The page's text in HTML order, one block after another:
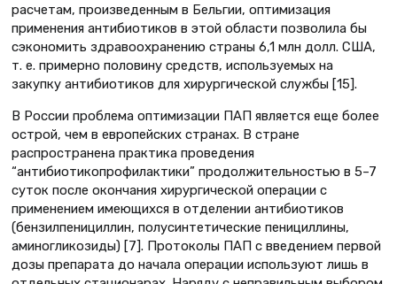
расчетам, произведенным в Бельгии, оптимизация
применения антибиотиков в этой области позволила бы
сэкономить здравоохранению страны 6,1 млн долл. США,
т. е. примерно половину средств, используемых на
закупку антибиотиков для хирургической службы [15].
В России проблема оптимизации ПАП является еще более
острой, чем в европейских странах. В стране
распространена практика проведения
“антибиотикопрофилактики” продолжительностью в 5–7
суток после окончания хирургической операции с
применением имеющихся в отделении антибиотиков
(бензилпенициллин, полусинтетические пенициллины,
аминогликозиды) [7]. Протоколы ПАП с введением первой
дозы препарата до начала операции используют лишь в